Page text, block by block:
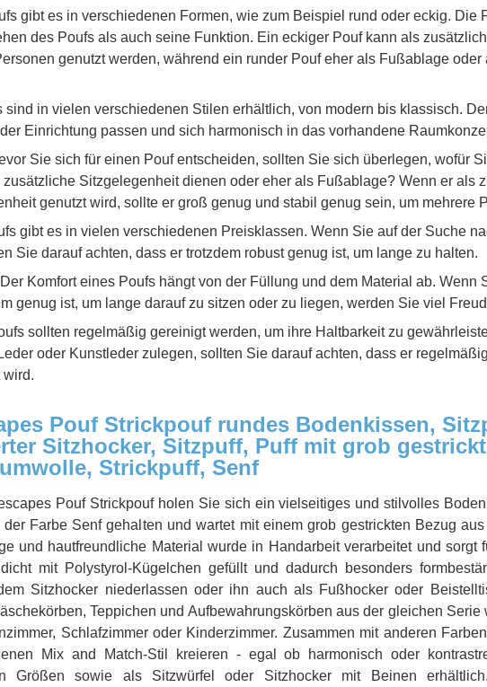
gibt es in verschiedenen Formen, wie zum Beispiel rund oder eckig. Die
des Poufs als auch seine Funktion. Ein eckiger Pouf kann als
genutzt werden, während ein runder Pouf eher als Fußablage
sind in vielen verschiedenen Stilen erhältlich, von modern bis klassisch.
Einrichtung passen und sich harmonisch in das vorhandene
Sie sich für einen Pouf entscheiden, sollten Sie sich überlegen, wofür
zusätzliche Sitzgelegenheit dienen oder eher als Fußablage? Wenn er als
genutzt wird, sollte er groß genug und stabil genug sein, um mehrere
gibt es in vielen verschiedenen Preisklassen. Wenn Sie auf der Suche
Sie darauf achten, dass er trotzdem robust genug ist, um lange zu halten.
Der Komfort eines Poufs hängt von der Füllung und dem Material ab. Wenn
genug ist, um lange darauf zu sitzen oder zu liegen, werden Sie viel
sollten regelmäßig gereinigt werden, um ihre Haltbarkeit zu
oder Kunstleder zulegen, sollten Sie darauf achten, dass er
wird.
Pouf Strickpouf rundes Bodenkissen,
Sitzhocker, Sitzpuff, Puff mit grob
Strickpuff, Senf
Pouf Strickpouf holen Sie sich ein vielseitiges und stilvolles
Farbe Senf gehalten und wartet mit einem grob gestrickten Bezug
und hautfreundliche Material wurde in Handarbeit verarbeitet und sorgt
mit Polystyrol-Kügelchen gefüllt und dadurch besonders
Sitzhocker niederlassen oder ihn auch als Fußhocker oder
Teppichen und Aufbewahrungskörben aus der gleichen
Schlafzimmer oder Kinderzimmer. Zusammen mit anderen
Mix and Match-Stil kreieren - egal ob harmonisch oder
Größen sowie als Sitzwürfel oder Sitzhocker mit Beinen